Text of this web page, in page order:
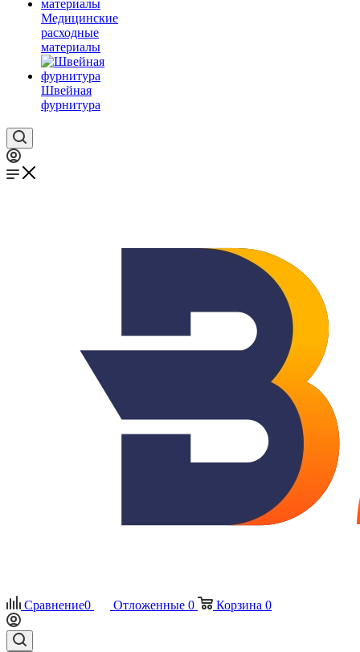
Медицинские
расходные
материалы
Швейная
фурнитура
Сравнение0 Отложенные 0 Корзина 0